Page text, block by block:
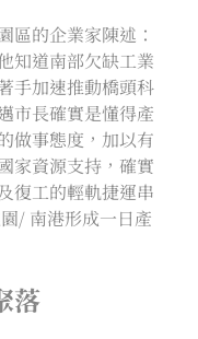
區的企業家陳述：
知道南部欠缺工業
手加速推動橋頭科
市長確實是懂得產
做事態度，加以有
家資源支持，確實
復工的輕軌捷運串
/ 南港形成一日產
落